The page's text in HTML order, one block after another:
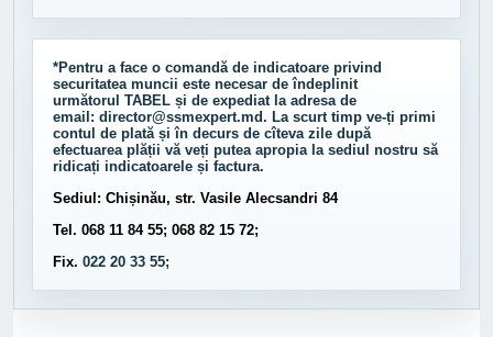
*Pentru a face o comandă de indicatoare privind
securitatea muncii este necesar de îndeplinit
următorul TABEL și de expediat la adresa de
email: director@ssmexpert.md. La scurt timp ve-ți primi
contul de plată și în decurs de cîteva zile după
efectuarea plății vă veți putea apropia la sediul nostru să
ridicați indicatoarele și factura.
Sediul: Chișinău, str. Vasile Alecsandri 84
Tel. 068 11 84 55; 068 82 15 72;
Fix. 022 20 33 55;